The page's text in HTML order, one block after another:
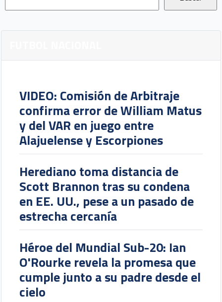
VIDEO: Comisión de Arbitraje
confirma error de William Matus
y del VAR en juego entre
Alajuelense y Escorpiones
Herediano toma distancia de
Scott Brannon tras su condena
en EE. UU., pese a un pasado de
estrecha cercanía
Héroe del Mundial Sub-20: Ian
O'Rourke revela la promesa que
cumple junto a su padre desde el
cielo